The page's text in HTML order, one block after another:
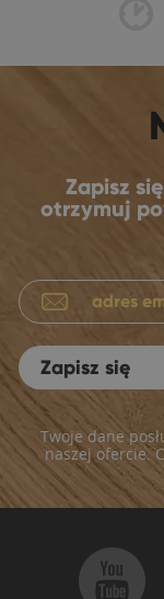
Zapisz
otrzymuj
Zapisz się
Twoje dane
naszej ofercie.